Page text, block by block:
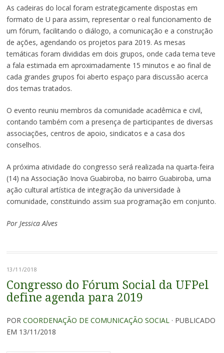
As cadeiras do local foram estrategicamente dispostas em
formato de U para assim, representar o real funcionamento de
um fórum, facilitando o diálogo, a comunicação e a construção
de ações, agendando os projetos para 2019. As mesas
temáticas foram divididas em dois grupos, onde cada tema teve
a fala estimada em aproximadamente 15 minutos e ao final de
cada grandes grupos foi aberto espaço para discussão acerca
dos temas tratados.
O evento reuniu membros da comunidade acadêmica e civil,
contando também com a presença de participantes de diversas
associações, centros de apoio, sindicatos e a casa dos
conselhos.
A próxima atividade do congresso será realizada na quarta-feira
(14) na Associação Inova Guabiroba, no bairro Guabiroba, uma
ação cultural artística de integração da universidade à
comunidade, constituindo assim sua programação em conjunto.
Por Jessica Alves
13/11/2018
Congresso do Fórum Social da UFPel
define agenda para 2019
POR COORDENAÇÃO DE COMUNICAÇÃO SOCIAL· PUBLICADO
EM 13/11/2018